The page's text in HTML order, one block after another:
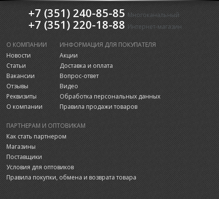
+7 (351) 240-85-85 Многоканальный
+7 (351) 220-18-88 Интернет-магазин
О КОМПАНИИ
Новости
Статьи
Вакансии
Отзывы
Реквизиты
О компании
ИНФОРМАЦИЯ ДЛЯ ПОКУПАТЕЛЯ
Акции
Доставка и оплата
Вопрос-ответ
Видео
Обработка персональных данных
Правила продажи товаров
ПАРТНЕРАМ И ОПТОВИКАМ
Как стать партнером
Магазины
Поставщики
Условия для оптовиков
Правила покупки, обмена и возврата товара